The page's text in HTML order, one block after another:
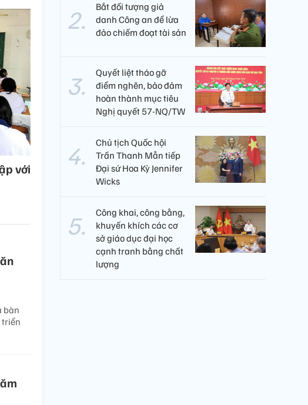
với
bàn
triển
Bắt đối tượng giả
danh Công an để lừa
đảo chiếm đoạt tài sản
Quyết liệt tháo gỡ
điểm nghẽn, bảo đảm
hoàn thành mục tiêu
Nghị quyết 57-NQ/TW
Chủ tịch Quốc hội
Trần Thanh Mẫn tiếp
Đại sứ Hoa Kỳ Jennifer
Wicks
Công khai, công bằng,
khuyến khích các cơ
sở giáo dục đại học
cạnh tranh bằng chất
lượng​